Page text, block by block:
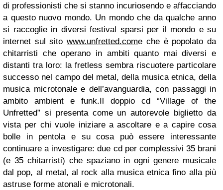
di professionisti che si stanno incuriosendo e affacciando
a questo nuovo mondo. Un mondo che da qualche anno
si raccoglie in diversi festival sparsi per il mondo e su
internet sul sitowww.unfretted.come che è popolato da
chitarristi che operano in ambiti quanto mai diversi e
distanti tra loro: la fretless sembra riscuotere particolare
successo nel campo del metal, della musica etnica, della
musica microtonale e dell’avanguardia, con passaggi in
ambito ambient e funk.Il doppio cd “Village of the
Unfretted” si presenta come un autorevole biglietto da
vista per chi vuole iniziare a ascoltare e a capire cosa
bolle in pentola e su cosa può essere interessante
continuare a investigare: due cd per complessivi 35 brani
(e 35 chitarristi) che spaziano in ogni genere musicale
dal pop, al metal, al rock alla musica etnica fino alla più
astruse forme atonali e microtonali.